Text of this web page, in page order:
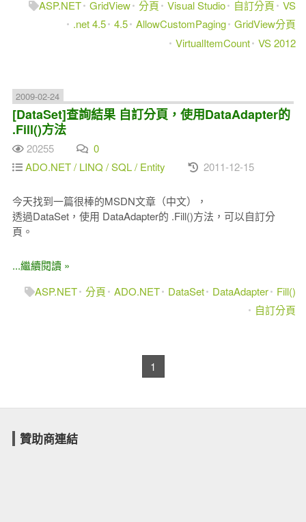
ASP.NET GridView 分頁 Visual Studio 自訂分頁
VS
.net 4.5 4.5 AllowCustomPaging GridView分頁
VirtualItemCount VS 2012
2009-02-24
[DataSet]查詢結果 自訂分頁，使用DataAdapter的
.Fill()方法
20255
0
ADO.NET / LINQ / SQL / Entity
2011-12-15
今天找到一篇很棒的MSDN文章（中文），
透過DataSet，使用 DataAdapter的 .Fill()方法，可以自訂分
頁。
...繼續閱讀 »
ASP.NET 分頁 ADO.NET DataSet DataAdapter
Fill()
自訂分頁
1
贊助商連結